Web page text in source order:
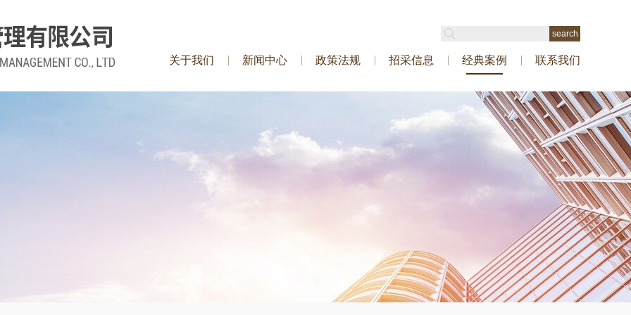
关于我们 新闻中心 政策法规 招采信息 经典案例 联系我们